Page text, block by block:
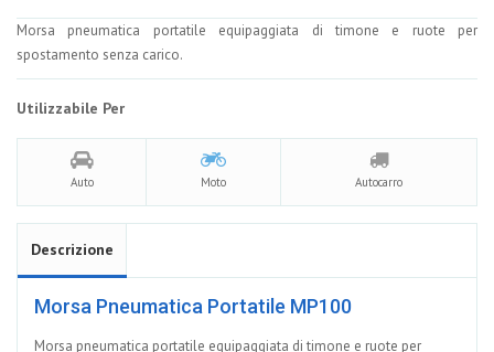
Morsa pneumatica portatile equipaggiata di timone e ruote per
spostamento senza carico.
Utilizzabile Per
Auto Moto Autocarro
Descrizione
Morsa Pneumatica Portatile MP100
Morsa pneumatica portatile equipaggiata di timone e ruote per